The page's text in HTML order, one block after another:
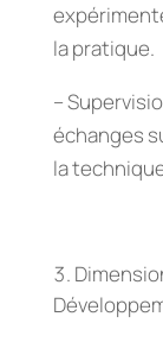
la pratique.
–
échanges
la